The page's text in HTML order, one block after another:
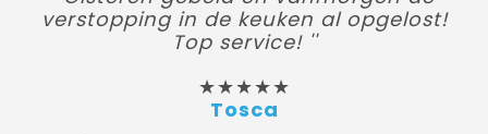
verstopping in de keuken al opgelost!
Top service! ''
★★★★★
Tosca